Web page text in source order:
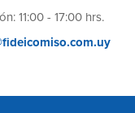
11:00 - 17:00 hrs.